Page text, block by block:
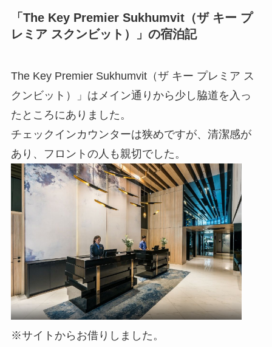
「The Key Premier Sukhumvit（ザ キー プ
レミア スクンビット）」の宿泊記
The Key Premier Sukhumvit（ザ キー プレミア ス
クンビット）」はメイン通りから少し脇道を入っ
たところにありました。
チェックインカウンターは狭めですが、清潔感が
あり、フロントの人も親切でした。
※サイトからお借りしました。